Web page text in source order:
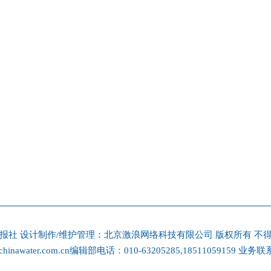
社 设计制作/维护管理：北京激浪网络科技有限公司 版权所有 不
编辑部电话：010-63205285,18511059159 业务联